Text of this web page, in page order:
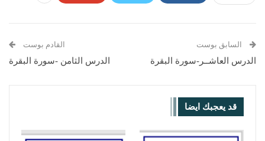
السابق بوست
الدرس العاشــر-سورة البقرة
القادم بوست
الدرس الثامن -سورة البقرة
قد يعجبك ايضا